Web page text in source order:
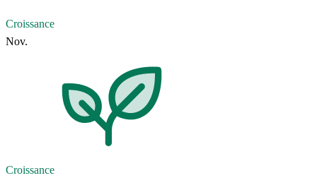
Croissance
Nov.
Croissance